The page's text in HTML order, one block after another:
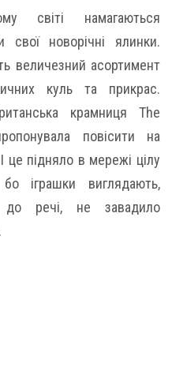
світі намагаються
свої новорічні ялинки.
величезний асортимент
куль та прикрас.
крамниця The
повісити на
це підняло в мережі цілу
іграшки виглядають,
речі, не завадило